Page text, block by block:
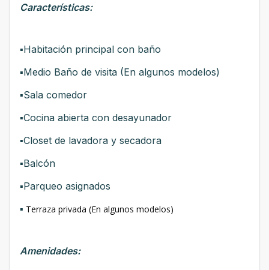
Características:
▪️Habitación principal con baño
▪️Medio Baño de visita (En algunos modelos)
▪️Sala comedor
▪️Cocina abierta con desayunador
▪️Closet de lavadora y secadora
▪️Balcón
▪️Parqueo asignados
▪️ Terraza privada (En algunos modelos)
Amenidades: